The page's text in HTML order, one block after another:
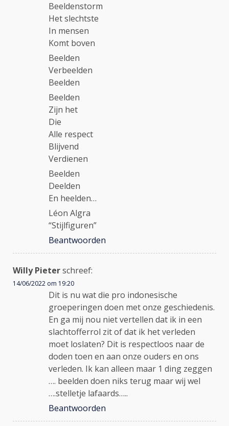
Beeldenstorm
Het slechtste
In mensen
Komt boven
Beelden
Verbeelden
Beelden
Beelden
Zijn het
Die
Alle respect
Blijvend
Verdienen
Beelden
Deelden
En heelden…
Léon Algra
“Stijlfiguren”
Beantwoorden
Willy Pieterschreef:
14/06/2022 om 19:20
Dit is nu wat die pro indonesische
groeperingen doen met onze geschiedenis.
En ga mij nou niet vertellen dat ik in een
slachtofferrol zit of dat ik het verleden
moet loslaten? Dit is respectloos naar de
doden toen en aan onze ouders en ons
verleden. Ik kan alleen maar 1 ding zeggen
…. beelden doen niks terug maar wij wel
….stelletje lafaards…..
Beantwoorden